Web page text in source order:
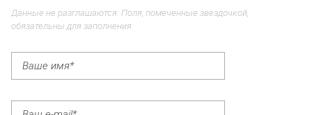
Данные не разглашаются. Поля, помеченные звездочкой,
обязательны для заполнения